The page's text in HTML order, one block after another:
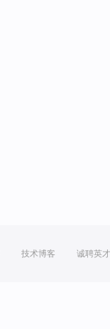
技术博客 诚聘英才